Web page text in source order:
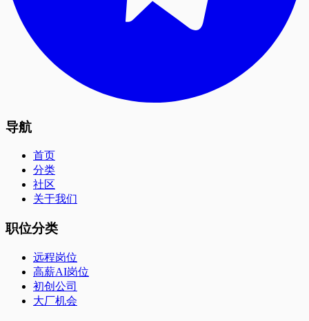
导航
首页
分类
社区
关于我们
职位分类
远程岗位
高薪AI岗位
初创公司
大厂机会